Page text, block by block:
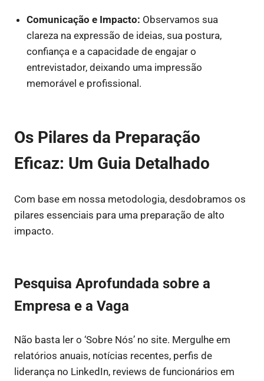
Comunicação e Impacto: Observamos sua
clareza na expressão de ideias, sua postura,
confiança e a capacidade de engajar o
entrevistador, deixando uma impressão
memorável e profissional.
Os Pilares da Preparação
Eficaz: Um Guia Detalhado
Com base em nossa metodologia, desdobramos os
pilares essenciais para uma preparação de alto
impacto.
Pesquisa Aprofundada sobre a
Empresa e a Vaga
Não basta ler o ‘Sobre Nós’ no site. Mergulhe em
relatórios anuais, notícias recentes, perfis de
liderança no LinkedIn, reviews de funcionários em